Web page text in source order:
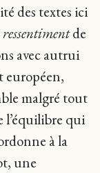
des textes ici
de
avec autrui
européen,
malgré tout
l’équilibre qui
à la
une